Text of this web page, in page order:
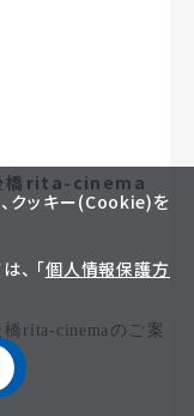
後橋rita-cinema
クッキー(Cookie)を
、 「個人情報保護方